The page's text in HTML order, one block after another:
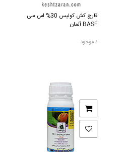
قارچ کش کولیس 30% اس سی
BASF آلمان
ناموجود